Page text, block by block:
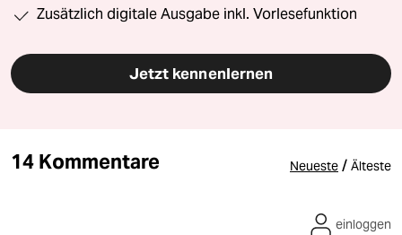
Zusätzlich digitale Ausgabe inkl. Vorlesefunktion
Jetzt kennenlernen
14 Kommentare Neueste / Älteste
einloggen